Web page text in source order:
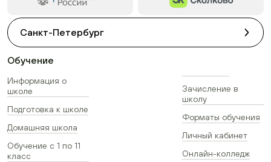
Санкт-Петербург
Обучение
Информация о
школе
Подготовка к школе
Домашняя школа
Обучение с 1 по 11
класс
Зачисление в
школу
Форматы обучения
Личный кабинет
Онлайн-колледж